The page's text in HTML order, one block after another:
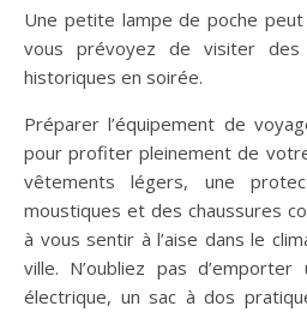
Une petite lampe de poche
vous prévoyez de visiter
historiques en soirée.
Préparer l’équipement de
pour profiter pleinement de
vêtements légers, une
moustiques et des chaussures
à vous sentir à l’aise dans le
ville. N’oubliez pas
électrique, un sac à dos